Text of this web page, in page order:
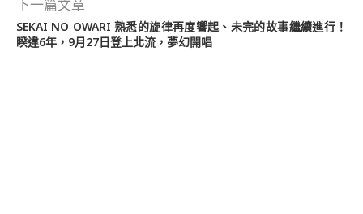
下一篇文章
SEKAI NO OWARI 熟悉的旋律再度響起、未完的故事繼續進行！
睽違6年，9月27日登上北流，夢幻開唱